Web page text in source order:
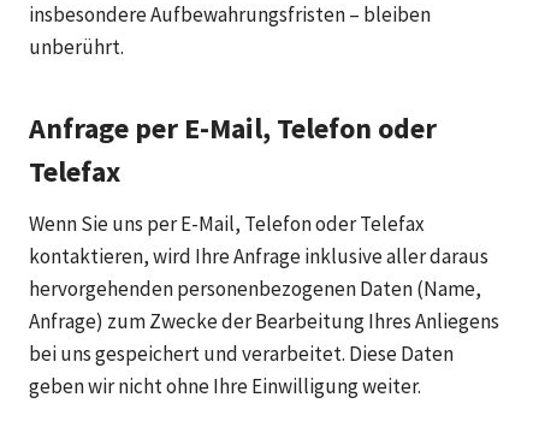
insbesondere Aufbewahrungsfristen – bleiben
unberührt.
Anfrage per E-Mail, Telefon oder
Telefax
Wenn Sie uns per E-Mail, Telefon oder Telefax
kontaktieren, wird Ihre Anfrage inklusive aller daraus
hervorgehenden personenbezogenen Daten (Name,
Anfrage) zum Zwecke der Bearbeitung Ihres Anliegens
bei uns gespeichert und verarbeitet. Diese Daten
geben wir nicht ohne Ihre Einwilligung weiter.